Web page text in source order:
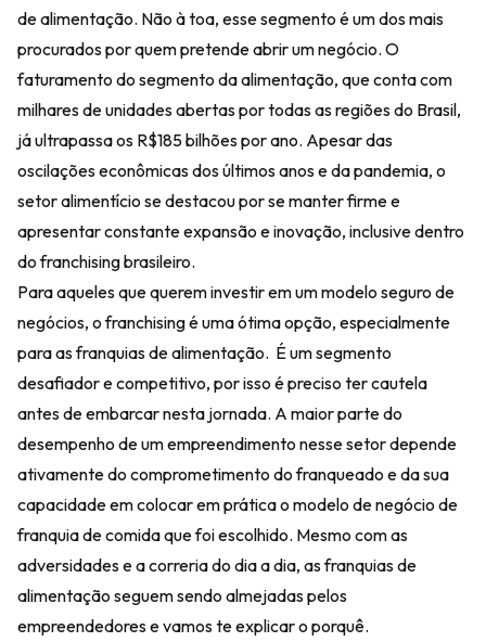
de alimentação. Não à toa, esse segmento é um dos mais
procurados por quem pretende abrir um negócio. O
faturamento do segmento da alimentação, que conta com
milhares de unidades abertas por todas as regiões do Brasil,
já ultrapassa os R$185 bilhões por ano. Apesar das
oscilações econômicas dos últimos anos e da pandemia, o
setor alimentício se destacou por se manter firme e
apresentar constante expansão e inovação, inclusive dentro
do franchising brasileiro.
Para aqueles que querem investir em um modelo seguro de
negócios, o franchising é uma ótima opção, especialmente
para as franquias de alimentação. É um segmento
desafiador e competitivo, por isso é preciso ter cautela
antes de embarcar nesta jornada. A maior parte do
desempenho de um empreendimento nesse setor depende
ativamente do comprometimento do franqueado e da sua
capacidade em colocar em prática o modelo de negócio de
franquia de comida que foi escolhido. Mesmo com as
adversidades e a correria do dia a dia, as franquias de
alimentação seguem sendo almejadas pelos
empreendedores e vamos te explicar o porquê.